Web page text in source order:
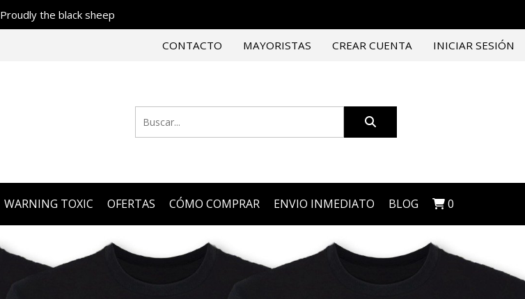
Proudly the black sheep
CONTACTO MAYORISTAS CREAR CUENTA INICIAR SESIÓN
WARNING TOXIC OFERTAS CÓMO COMPRAR ENVIO INMEDIATO BLOG 0